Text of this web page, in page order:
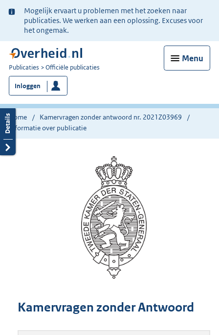
Ter
informatie:
Mogelijk ervaart u problemen met het zoeken naar
publicaties. We werken aan een oplossing. Excuses voor
het ongemak.
Menu
U
bent
nu
hier:
Publicaties Officiële publicaties
Inloggen
Home
Kamervragen zonder antwoord nr. 2021Z03969
Informatie over publicatie
Kamervragen zonder Antwoord